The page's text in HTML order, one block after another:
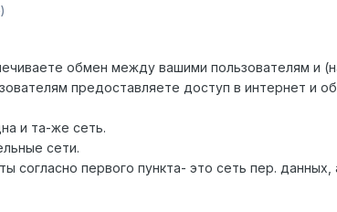
обмен между вашими пользователям и
предоставляете доступ в интернет и
и та-же сеть.
сети.
согласно первого пункта- это сеть пер.